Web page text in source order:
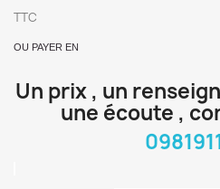
TTC
OU PAYER EN
Un prix , un
une écoute ,